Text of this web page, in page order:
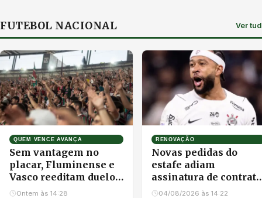
FUTEBOL NACIONAL Ver
QUEM VENCE AVANÇA
Sem vantagem no
placar, Fluminense e
Vasco reeditam duelo
eliminatório na Copa
Ontem às 14:28
RENOVAÇÃO
Novas pedidas do
estafe adiam
assinatura de contrato
de Memphis Depay
04/08/2026 às 14:22